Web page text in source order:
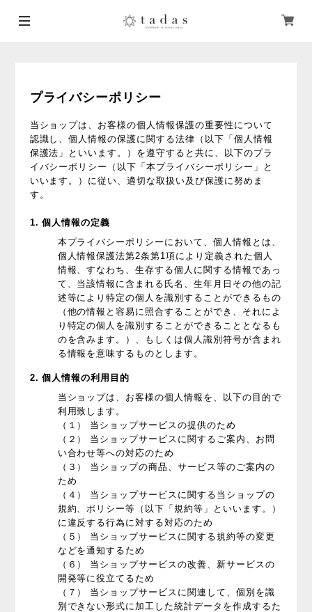
プライバシーポリシー
当ショップは、お客様の個人情報保護の重要性について
認識し、個人情報の保護に関する法律（以下「個人情報
保護法」といいます。）を遵守すると共に、以下のプラ
イバシーポリシー（以下「本プライバシーポリシー」と
いいます。）に従い、適切な取扱い及び保護に努めま
す。
1. 個人情報の定義
本プライバシーポリシーにおいて、個人情報とは、
個人情報保護法第2条第1項により定義された個人
情報、すなわち、生存する個人に関する情報であっ
て、当該情報に含まれる氏名、生年月日その他の記
述等により特定の個人を識別することができるもの
（他の情報と容易に照合することができ、それによ
り特定の個人を識別することができることとなるも
のを含みます。）、もしくは個人識別符号が含まれ
る情報を意味するものとします。
2. 個人情報の利用目的
当ショップは、お客様の個人情報を、以下の目的で
利用致します。
（１） 当ショップサービスの提供のため
（２） 当ショップサービスに関するご案内、お問
い合わせ等への対応のため
（３） 当ショップの商品、サービス等のご案内の
ため
（４） 当ショップサービスに関する当ショップの
規約、ポリシー等（以下「規約等」といいます。）
に違反する行為に対する対応のため
（５） 当ショップサービスに関する規約等の変更
などを通知するため
（６） 当ショップサービスの改善、新サービスの
開発等に役立てるため
（７） 当ショップサービスに関連して、個別を識
別できない形式に加工した統計データを作成するた